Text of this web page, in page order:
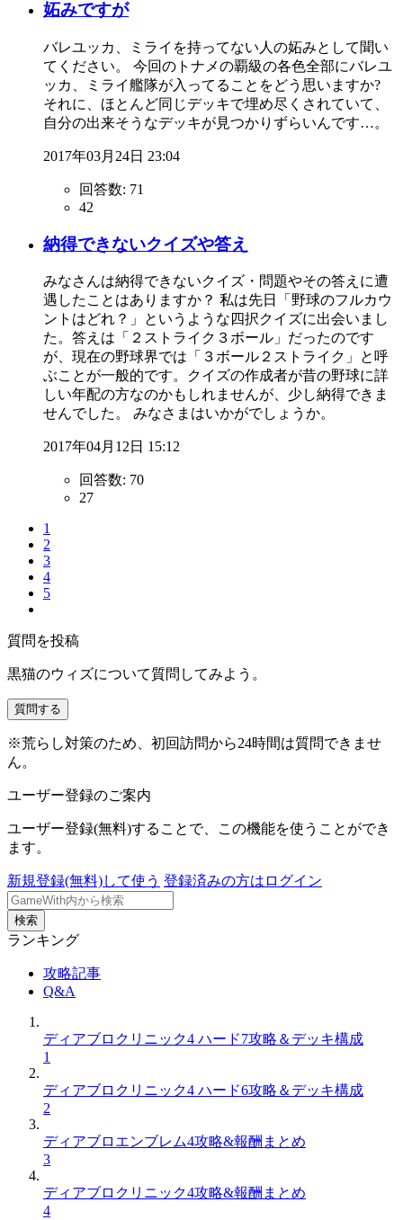
妬みですが
バレユッカ、ミライを持ってない人の妬みとして聞い
てください。 今回のトナメの覇級の各色全部にバレユ
ッカ、ミライ艦隊が入ってることをどう思いますか?
それに、ほとんど同じデッキで埋め尽くされていて、
自分の出来そうなデッキが見つかりずらいんです…。
2017年03月24日 23:04
回答数: 71
42
納得できないクイズや答え
みなさんは納得できないクイズ・問題やその答えに遭
遇したことはありますか？ 私は先日「野球のフルカウ
ントはどれ？」というような四択クイズに出会いまし
た。答えは「２ストライク３ボール」だったのです
が、現在の野球界では「３ボール２ストライク」と呼
ぶことが一般的です。クイズの作成者が昔の野球に詳
しい年配の方なのかもしれませんが、少し納得できま
せんでした。 みなさまはいかがでしょうか。
2017年04月12日 15:12
回答数: 70
27
1
2
3
4
5
質問を投稿
黒猫のウィズについて質問してみよう。
質問する
※荒らし対策のため、初回訪問から24時間は質問できませ
ん。
ユーザー登録のご案内
ユーザー登録(無料)することで、この機能を使うことができ
ます。
新規登録(無料)して使う 登録済みの方はログイン
検索
ランキング
攻略記事
Q&A
ディアブロクリニック4 ハード7攻略＆デッキ構成
1
ディアブロクリニック4 ハード6攻略＆デッキ構成
2
ディアブロエンブレム4攻略&報酬まとめ
3
ディアブロクリニック4攻略&報酬まとめ
4